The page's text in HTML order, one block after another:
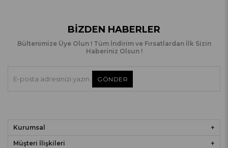
BIZDEN HABERLER
Bültenimize Üye Olun ! Tüm İndirim ve Fırsatlardan İlk Sizin
Haberiniz Olsun !
GÖNDER
Kurumsal
Müşteri İlişkileri